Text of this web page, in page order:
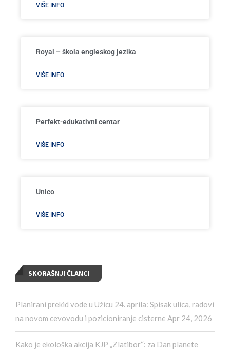
VIŠE INFO
Royal – škola engleskog jezika
VIŠE INFO
Perfekt-edukativni centar
VIŠE INFO
Unico
VIŠE INFO
SKORAŠNJI ČLANCI
Planirani prekid vode u Užicu 24. aprila: Spisak ulica, radovi
na novom cevovodu i pozicioniranje cisterne Apr 24, 2026
Kako je ekološka akcija KJP „Zlatibor“: za Dan planete